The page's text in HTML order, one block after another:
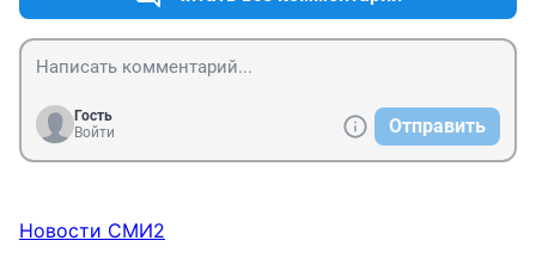
Гость
Войти
Отправить
Новости СМИ2